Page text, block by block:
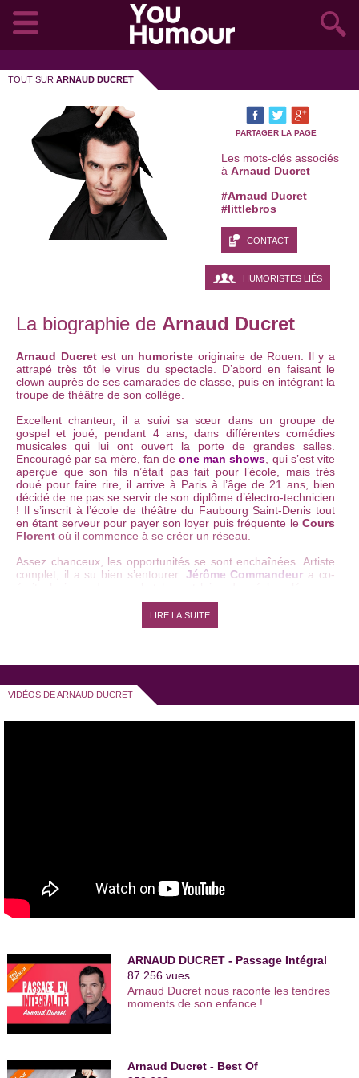
TOUT SUR ARNAUD DUCRET
PARTAGER LA PAGE
Les mots-clés associés
à Arnaud Ducret
#Arnaud Ducret
#littlebros
CONTACT
HUMORISTES LIÉS
La biographie de Arnaud Ducret
Arnaud Ducretest un humoriste originaire de Rouen. Il y a
attrapé très tôt le virus du spectacle. D’abord en faisant le
clown auprès de ses camarades de classe, puis en intégrant la
troupe de théâtre de son collège.
Excellent chanteur, il a suivi sa sœur dans un groupe de
gospel et joué, pendant 4 ans, dans différentes comédies
musicales qui lui ont ouvert la porte de grandes salles.
Encouragé par sa mère, fan deone man shows , qui s’est vite
aperçue que son fils n’était pas fait pour l’école, mais très
doué pour faire rire, il arrive à Paris à l’âge de 21 ans, bien
décidé de ne pas se servir de son diplôme d’électro-technicien
! Il s’inscrit à l’école de théâtre du Faubourg Saint-Denis tout
en étant serveur pour payer son loyer puis fréquente le Cours
Florent où il commence à se créer un réseau.
Assez chanceux, les opportunités se sont enchaînées. Artiste
complet, il a su bien s’entourer. Jérôme Commandeur a co-
ouvrir les vannes du rire, tandis que Karim Hadda a mis son
séduire un très large public. Inspiré par lesAlbert Dupontel,
carrière en écrivant des sketches pour le
M6, rencontré Gérard Louvin qui lui a mis un peu plus le pied
LIRE LA SUITE
VIDÉOS DE ARNAUD DUCRET
ARNAUD DUCRET - Passage Intégral
87 256 vues
Arnaud Ducret nous raconte les tendres
moments de son enfance !
Arnaud Ducret - Best Of